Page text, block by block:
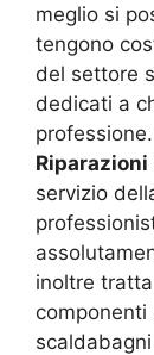
meglio si
tengono
del settore
dedicati a
Riparazioni
servizio
inoltre
componenti